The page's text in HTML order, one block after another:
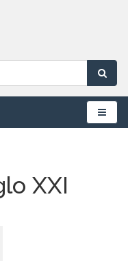
Menú
XXI